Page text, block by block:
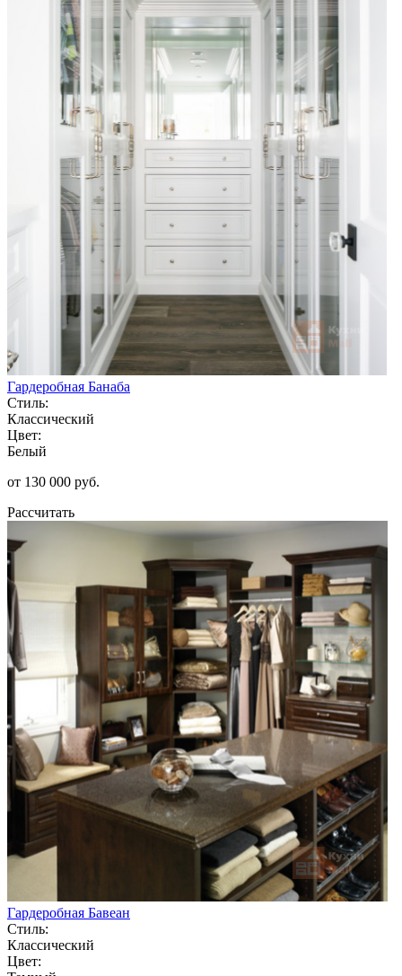
Гардеробная Банаба
Стиль:
Классический
Цвет:
Белый
от 130 000 руб.
Рассчитать
Гардеробная Бавеан
Стиль:
Классический
Цвет: